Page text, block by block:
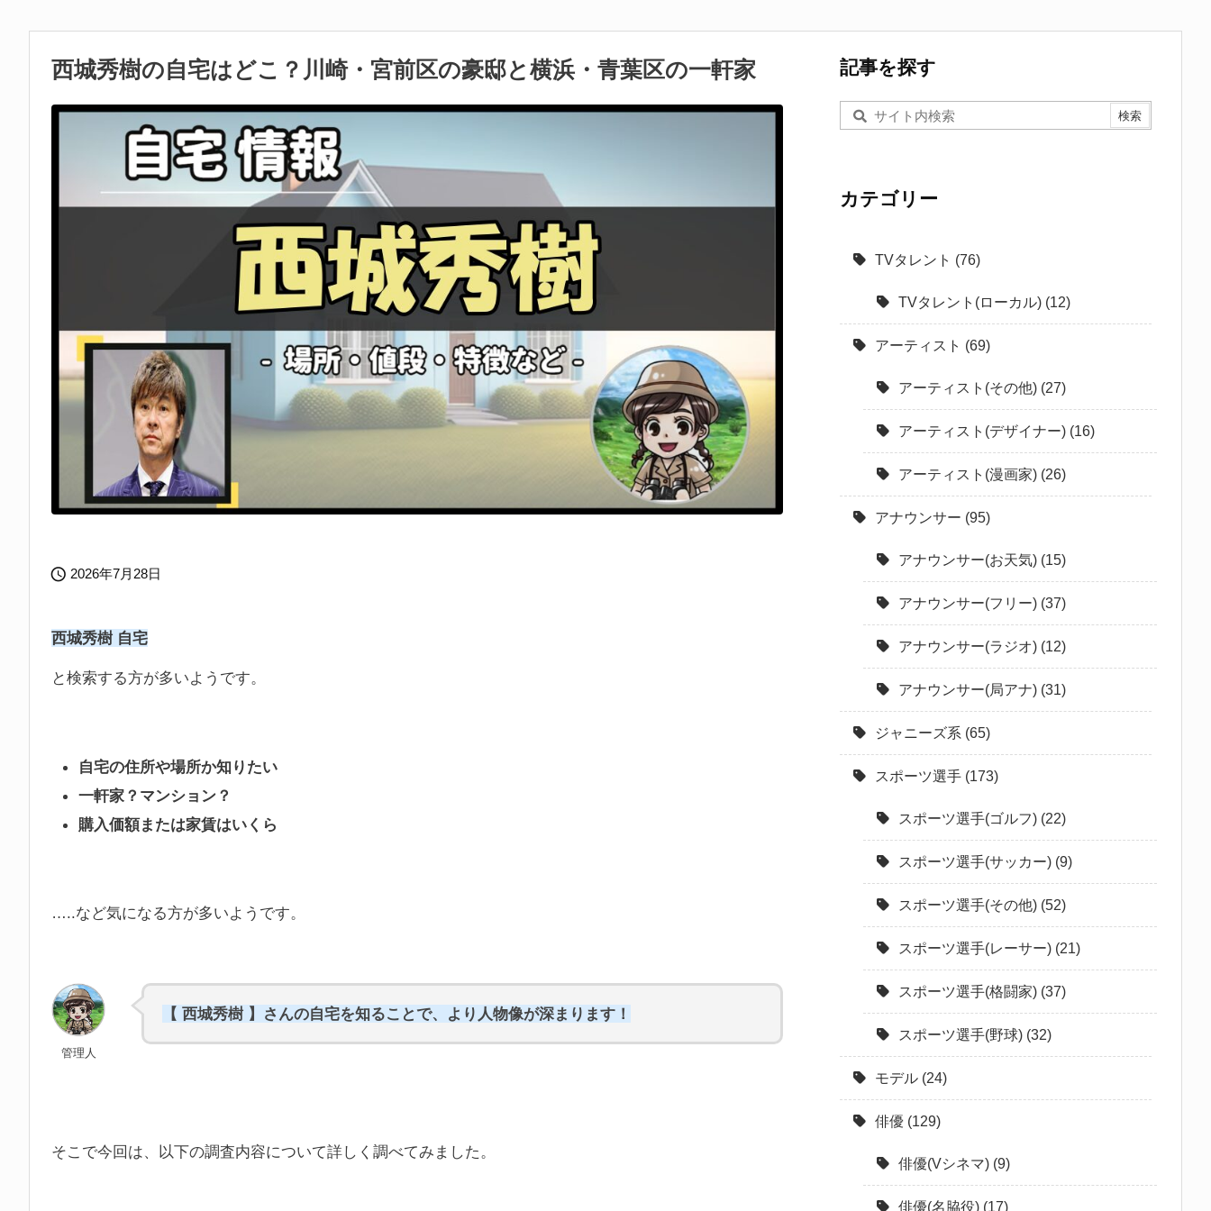
西城秀樹の自宅はどこ？川崎・宮前区の豪邸と横浜・青葉区の一軒家
 2026年7月28日
西城秀樹 自宅
と検索する方が多いようです。
自宅の住所や場所か知りたい
一軒家？マンション？
購入価額または家賃はいくら
…..など気になる方が多いようです。
管理人
【 西城秀樹 】さんの自宅を知ることで、より人物像が深まります！
そこで今回は、以下の調査内容について詳しく調べてみました。
記事を探す
カテゴリー
TVタレント (76)
TVタレント(ローカル) (12)
アーティスト (69)
アーティスト(その他) (27)
アーティスト(デザイナー) (16)
アーティスト(漫画家) (26)
アナウンサー (95)
アナウンサー(お天気) (15)
アナウンサー(フリー) (37)
アナウンサー(ラジオ) (12)
アナウンサー(局アナ) (31)
ジャニーズ系 (65)
スポーツ選手 (173)
スポーツ選手(ゴルフ) (22)
スポーツ選手(サッカー) (9)
スポーツ選手(その他) (52)
スポーツ選手(レーサー) (21)
スポーツ選手(格闘家) (37)
スポーツ選手(野球) (32)
モデル (24)
俳優 (129)
俳優(Vシネマ) (9)
俳優(名脇役) (17)